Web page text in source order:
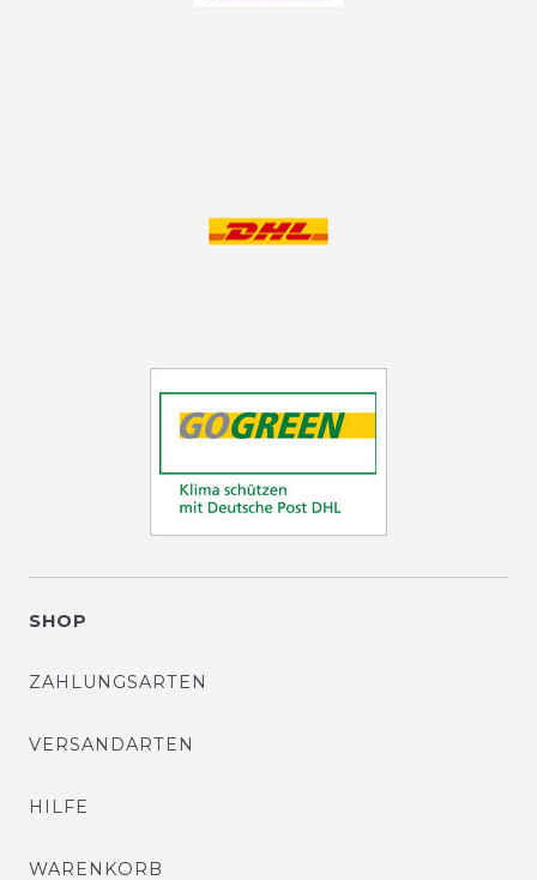
SHOP
ZAHLUNGSARTEN
VERSANDARTEN
HILFE
WARENKORB